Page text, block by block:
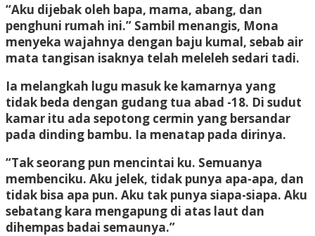
“Aku dijebak oleh bapa, mama, abang, dan
penghuni rumah ini.” Sambil menangis, Mona
menyeka wajahnya dengan baju kumal, sebab air
mata tangisan isaknya telah meleleh sedari tadi.
Ia melangkah lugu masuk ke kamarnya yang
tidak beda dengan gudang tua abad -18. Di sudut
kamar itu ada sepotong cermin yang bersandar
pada dinding bambu. Ia menatap pada dirinya.
“Tak seorang pun mencintai ku. Semuanya
membenciku. Aku jelek, tidak punya apa-apa, dan
tidak bisa apa pun. Aku tak punya siapa-siapa. Aku
sebatang kara mengapung di atas laut dan
dihempas badai semaunya.”